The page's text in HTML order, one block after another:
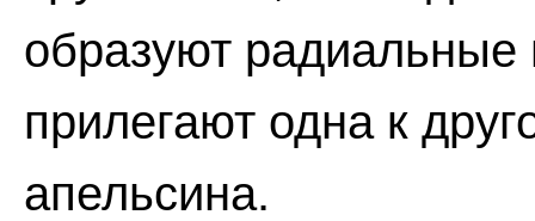
образуют радиальные
прилегают одна к
апельсина.